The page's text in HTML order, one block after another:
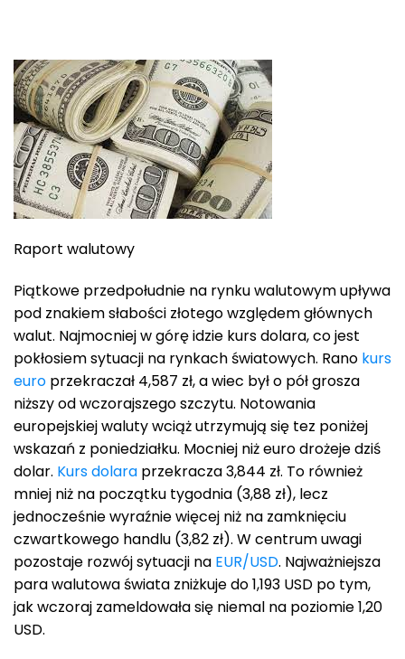
Raport walutowy
Piątkowe przedpołudnie na rynku walutowym upływa
pod znakiem słabości złotego względem głównych
walut. Najmocniej w górę idzie kurs dolara, co jest
pokłosiem sytuacji na rynkach światowych. Rano kurs
euro przekraczał 4,587 zł, a wiec był o pół grosza
niższy od wczorajszego szczytu. Notowania
europejskiej waluty wciąż utrzymują się tez poniżej
wskazań z poniedziałku. Mocniej niż euro drożeje dziś
dolar. Kurs dolara przekracza 3,844 zł. To również
mniej niż na początku tygodnia (3,88 zł), lecz
jednocześnie wyraźnie więcej niż na zamknięciu
czwartkowego handlu (3,82 zł). W centrum uwagi
pozostaje rozwój sytuacji na EUR/USD. Najważniejsza
para walutowa świata zniżkuje do 1,193 USD po tym,
jak wczoraj zameldowała się niemal na poziomie 1,20
USD.